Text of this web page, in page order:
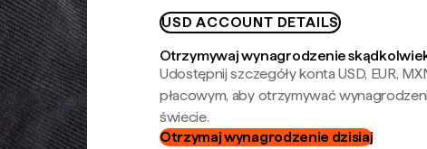
USD ACCOUNT DETAILS
Otrzymywaj wynagrodzenie
Udostępnij szczegóły konta USD, EUR,
płacowym, aby otrzymywać
świecie.
Otrzymaj wynagrodzenie dzisiaj